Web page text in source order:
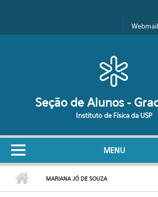
Formulário de
Seção de Alunos -
Instituto de Física da USP
MENU
MARIANA JÓ DE SOUZA